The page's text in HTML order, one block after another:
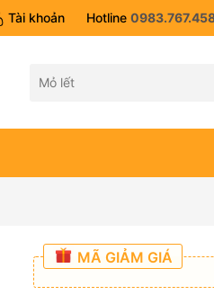
Tài khoản Hotline
MÃ GIẢM GIÁ